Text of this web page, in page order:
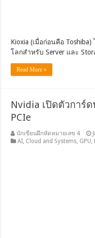
Kioxia (เมื่อก่อนคือ
โลกสำหรับ Server และ
Read More »
Nvidia เปิดตัวการ์
PCIe
นักเขียนฝึกหัดหมายเลข 4
AI Cloud and Systems GPU